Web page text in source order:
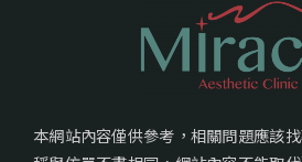
本網站內容僅供參考，相關問題應該